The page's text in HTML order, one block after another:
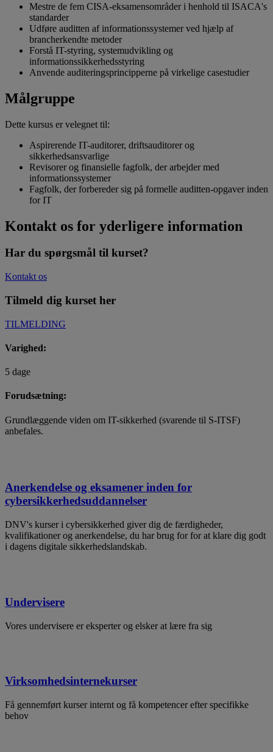
Mestre de fem CISA-eksamensområder i henhold til ISACA's
standarder
Udføre auditten af informationssystemer ved hjælp af
brancherkendte metoder
Forstå IT-styring, systemudvikling og
informationssikkerhedsstyring
Anvende auditeringsprincipperne på virkelige casestudier
Målgruppe
Dette kursus er velegnet til:
Aspirerende IT-auditorer, driftsauditorer og
sikkerhedsansvarlige
Revisorer og finansielle fagfolk, der arbejder med
informationssystemer
Fagfolk, der forbereder sig på formelle auditten-opgaver inden
for IT
Kontakt os for yderligere information
Har du spørgsmål til kurset?
Kontakt os
Tilmeld dig kurset her
TILMELDING
Varighed:
5 dage
Forudsætning:
Grundlæggende viden om IT-sikkerhed (svarende til S-ITSF)
anbefales.
Anerkendelse og eksamener inden for
cybersikkerhedsuddannelser
DNV's kurser i cybersikkerhed giver dig de færdigheder,
kvalifikationer og anerkendelse, du har brug for for at klare dig godt
i dagens digitale sikkerhedslandskab.
Undervisere
Vores undervisere er eksperter og elsker at lære fra sig
Virksomhedsinternekurser
Få gennemført kurser internt og få kompetencer efter specifikke
behov